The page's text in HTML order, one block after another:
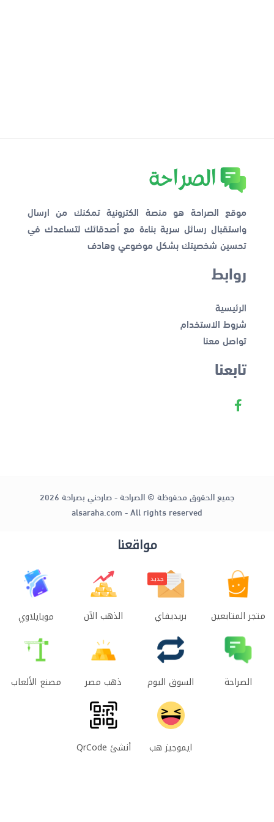
موقع الصراحة هو منصة الكترونية تمكنك من ارسال
واستقبال رسائل سرية بناءة مع أصدقائك لتساعدك في
تحسين شخصيتك بشكل موضوعي وهادف
روابط
الرئيسية
شروط الاستخدام
تواصل معنا
تابعنا
جميع الحقوق محفوظة © الصراحة - صارحني بصراحة 2026
alsaraha.com - All rights reserved